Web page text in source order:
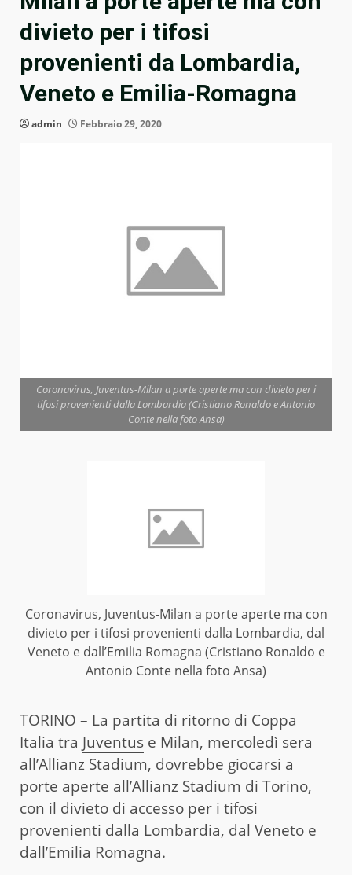
divieto per i tifosi
provenienti da Lombardia,
Veneto e Emilia-Romagna
admin Febbraio 29, 2020
Coronavirus, Juventus-Milan a porte aperte ma con divieto per i
tifosi provenienti dalla Lombardia (Cristiano Ronaldo e Antonio
Conte nella foto Ansa)
Coronavirus, Juventus-Milan a porte aperte ma con
divieto per i tifosi provenienti dalla Lombardia, dal
Veneto e dall’Emilia Romagna (Cristiano Ronaldo e
Antonio Conte nella foto Ansa)
TORINO – La partita di ritorno di Coppa
Italia tra Juventus e Milan, mercoledì sera
all’Allianz Stadium, dovrebbe giocarsi a
porte aperte all’Allianz Stadium di Torino,
con il divieto di accesso per i tifosi
provenienti dalla Lombardia, dal Veneto e
dall’Emilia Romagna.